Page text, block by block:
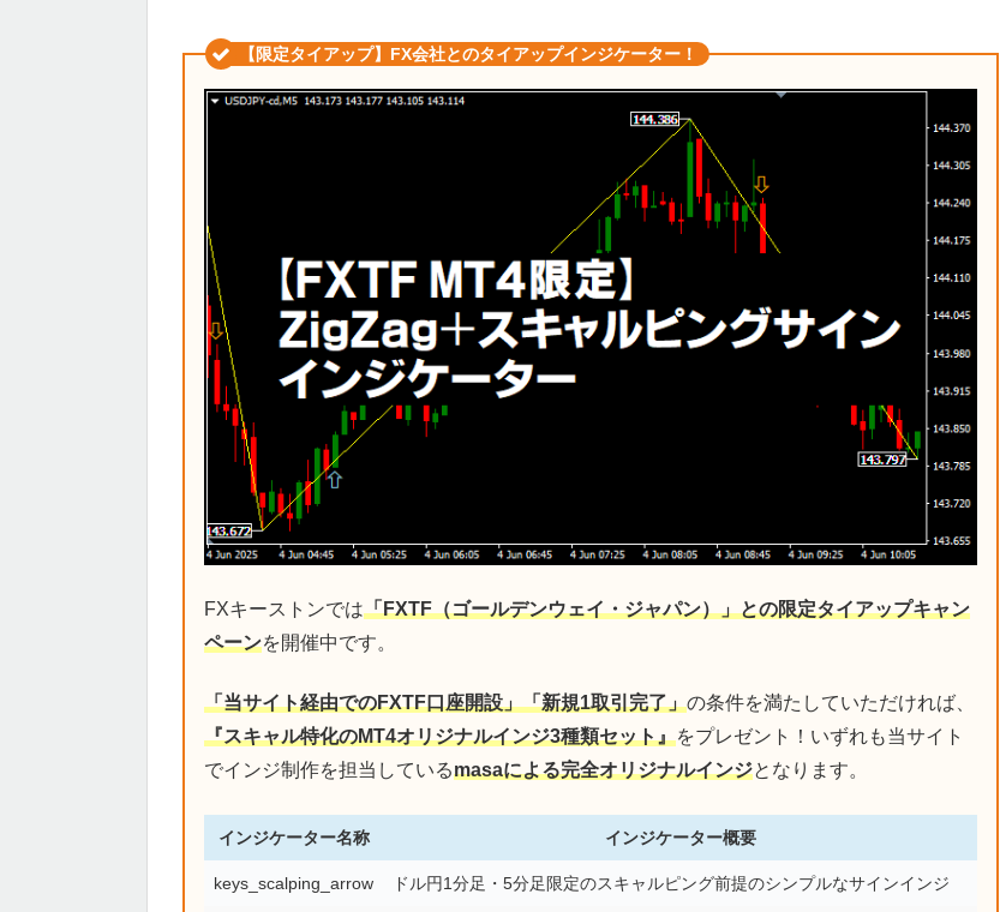
【限定タイアップ】FX会社とのタイアップインジケーター！
FXキーストンでは「FXTF（ゴールデンウェイ・ジャパン）」との限定タイアップキャン
ペーンを開催中です。
「当サイト経由でのFXTF口座開設」「新規1取引完了」の条件を満たしていただければ、
『スキャル特化のMT4オリジナルインジ3種類セット』をプレゼント！いずれも当サイト
でインジ制作を担当しているmasaによる完全オリジナルインジとなります。
インジケーター名称 インジケーター概要
keys_scalping_arrow ドル円1分足・5分足限定のスキャルピング前提のシンプルなサインインジ